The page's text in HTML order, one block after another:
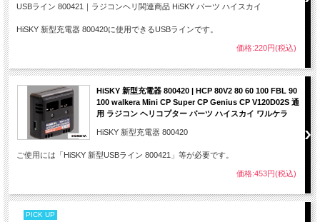
USBライン 800421｜ラジコンヘリ関連商品 HiSKY パーツ ハイスカイ
HiSKY 新型充電器 800420に使用できるUSBラインです。
価格:220円(税込)
HiSKY 新型充電器 800420 | HCP 80V2 80 60 100 FBL 90
100 walkera Mini CP Super CP Genius CP V120D02S 通
用 ラジコン ヘリコプター パーツ ハイスカイ ワルケラ
HiSKY 新型充電器 800420
ご使用には「HiSKY 新型USBライン 800421」等が必要です。
価格:453円(税込)
PICK UP